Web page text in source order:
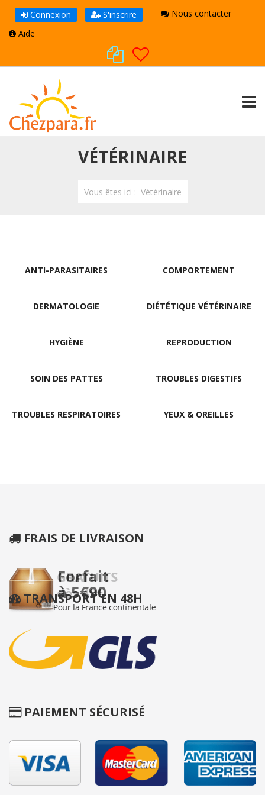
Connexion S'inscrire
Nous contacter
Aide
VÉTÉRINAIRE
Vous êtes ici : Vétérinaire
ANTI-PARASITAIRES COMPORTEMENT
DERMATOLOGIE DIÉTÉTIQUE VÉTÉRINAIRE
HYGIÈNE REPRODUCTION
SOIN DES PATTES TROUBLES DIGESTIFS
TROUBLES RESPIRATOIRES YEUX & OREILLES
FRAIS DE LIVRAISON
TRANSPORT EN 48H
PAIEMENT SÉCURISÉ